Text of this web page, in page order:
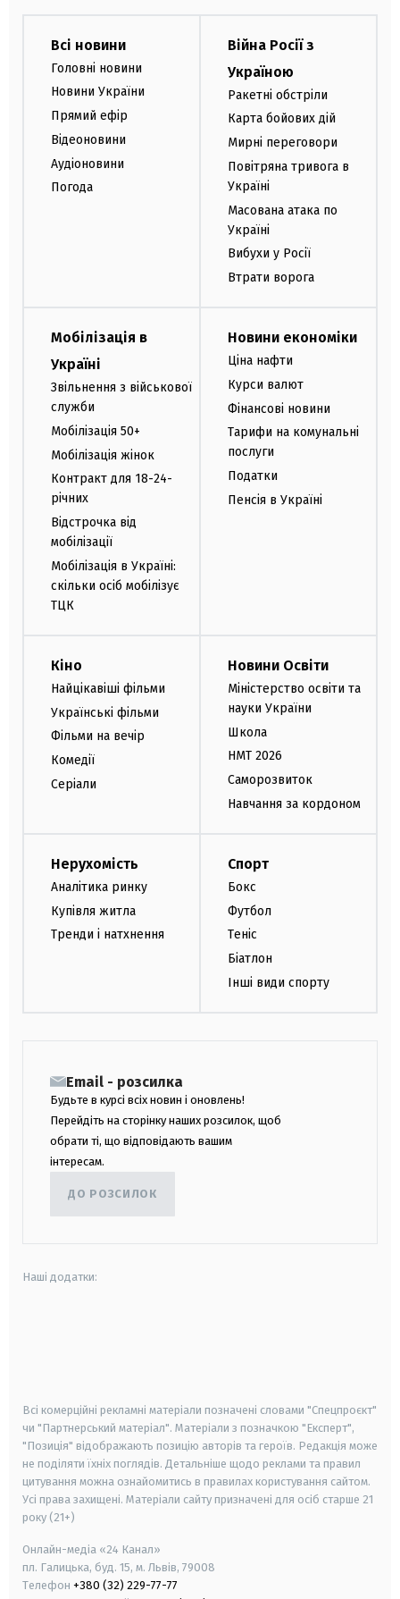
Всі новини
Головні новини
Новини України
Прямий ефір
Відеоновини
Аудіоновини
Погода
Війна Росії з
Україною
Ракетні обстріли
Карта бойових дій
Мирні переговори
Повітряна тривога в
Україні
Масована атака по
Україні
Вибухи у Росії
Втрати ворога
Мобілізація в
Україні
Звільнення з військової
служби
Мобілізація 50+
Мобілізація жінок
Контракт для 18-24-
річних
Відстрочка від
мобілізації
Мобілізація в Україні:
скільки осіб мобілізує
ТЦК
Новини економіки
Ціна нафти
Курси валют
Фінансові новини
Тарифи на комунальні
послуги
Податки
Пенсія в Україні
Кіно
Найцікавіші фільми
Українські фільми
Фільми на вечір
Комедії
Серіали
Новини Освіти
Міністерство освіти та
науки України
Школа
НМТ 2026
Саморозвиток
Навчання за кордоном
Нерухомість
Аналітика ринку
Купівля житла
Тренди і натхнення
Спорт
Бокс
Футбол
Теніс
Біатлон
Інші види спорту
Email - розсилка
Будьте в курсі всіх новин і оновлень!
Перейдіть на сторінку наших розсилок, щоб
обрати ті, що відповідають вашим
інтересам.
ДО РОЗСИЛОК
Наші додатки:
Всі комерційні рекламні матеріали позначені словами "Спецпроєкт"
чи "Партнерський матеріал". Матеріали з позначкою "Експерт",
"Позиція" відображають позицію авторів та героїв. Редакція може
не поділяти їхніх поглядів. Детальніше щодо реклами та правил
цитування можна ознайомитись в правилах користування сайтом.
Усі права захищені. Матеріали сайту призначені для осіб старше 21
року (21+)
Онлайн-медіа «24 Канал»
пл. Галицька, буд. 15, м. Львів, 79008
Телефон +380 (32) 229-77-77